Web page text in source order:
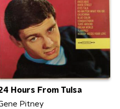
Hours From Tulsa
Pitney